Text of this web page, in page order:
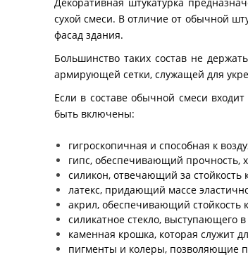
Декоративная штукатурка
сухой смеси. В отличие от обычной
фасад здания.
Большинство таких состав не
армирующей сетки, служащей для
Если в составе обычной смеси
быть включены:
гигроскопичная и способная к
гипс, обеспечивающий прочность,
силикон, отвечающий за стойкость
латекс, придающий массе
акрил, обеспечивающий стойкость
силикатное стекло, выступающего
каменная крошка, которая служит
пигменты и колеры, позволяющие